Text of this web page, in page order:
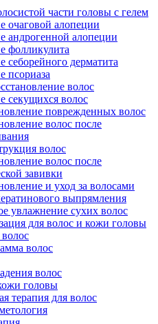
части головы с гелем
очаговой алопеции
андрогенной алопеции
фолликулита
себорейного дерматита
псориаза
волос
секущихся волос
поврежденных волос
волос после
волос
волос после
завивки
и уход за волосами
выпрямления
увлажнение сухих волос
для волос и кожи головы
волос
волос
головы
терапия для волос